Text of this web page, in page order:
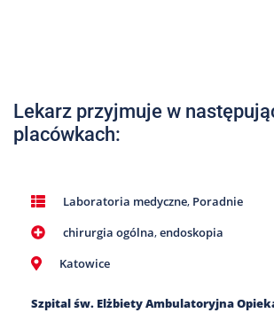
Galeria
801
302
Lekarz przyjmuje w
placówkach:
Laboratoria medyczne, Poradnie
chirurgia ogólna,endoskopia
Katowice
Szpital św. Elżbiety Ambulatoryjna